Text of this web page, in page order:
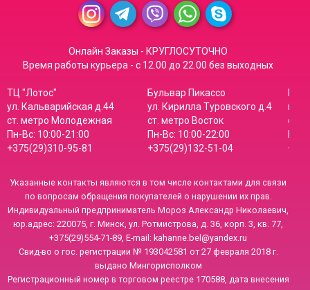
Онлайн Заказы - КРУГЛОСУТОЧНО
Время работы курьера - с 12.00 до 22.00 без выходных
ТЦ "Лотос"
ул. Кальварийская д.44
ст. метро Молодежная
Пн-Вс: 10:00-21:00
+375(29)310-95-81
Бульвар Пикассо
ул. Кирилла Туровского д.4
ст. метро Восток
Пн-Вс: 10:00-22:00
+375(29)132-51-04
пр-т
ст.
Указанные контакты являются в том числе контактами для связи
по вопросам обращения покупателей о нарушении их прав.
Индивидуальный предприниматель Мороз Александр Николаевич,
юр.адрес: 220075, г. Минск, ул. Ротмистрова, д. 36, корп. 3, кв. 77,
+375(29)554-71-89, E-mail: kahanne.bel@yandex.ru
Свид-во о гос. регистрации № 193042581 от 27 февраля 2018 г.
выдано Мингорисполком
Регистрационный номер в торговом реестре 170588, дата внесения